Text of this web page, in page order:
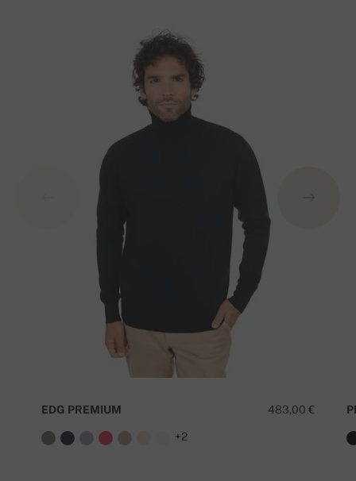
483,00 €
EDG PREMIUM
+2